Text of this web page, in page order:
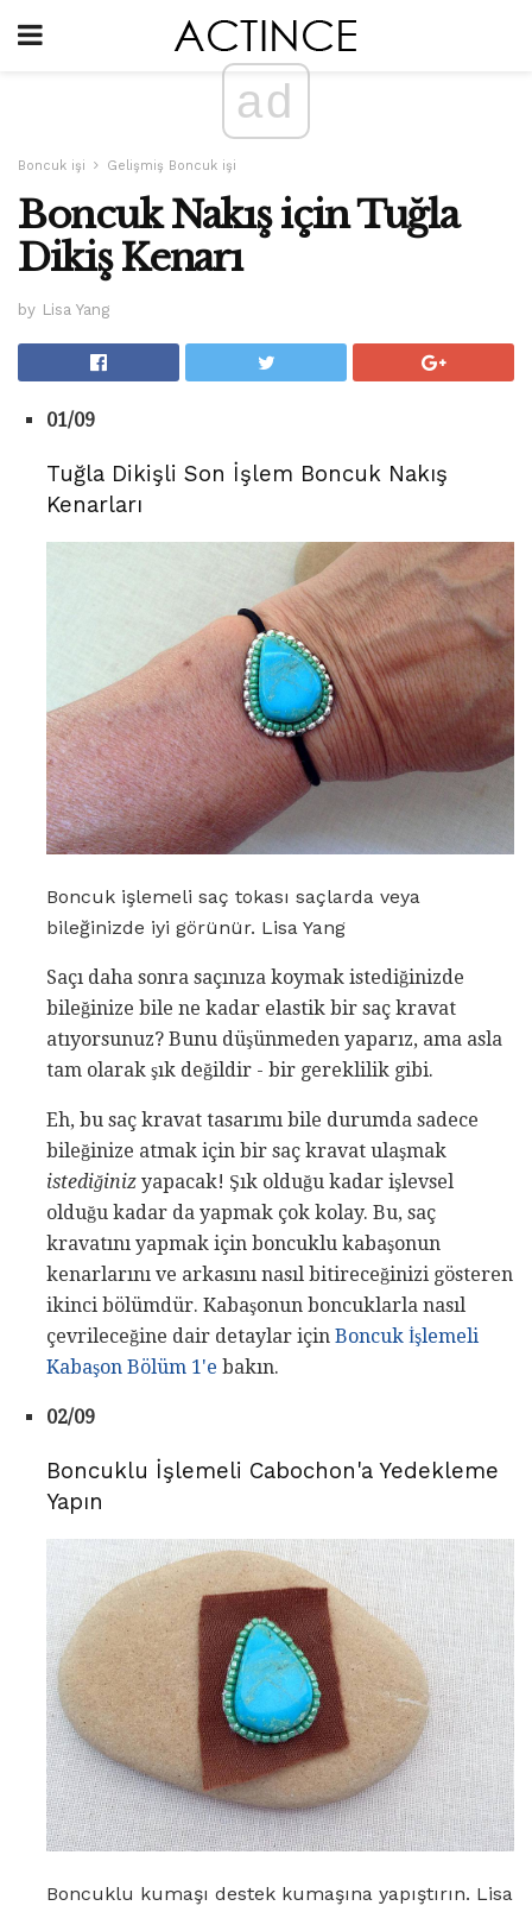
ad
Boncuk işi Gelişmiş Boncuk işi
Boncuk Nakış için Tuğla
Dikiş Kenarı
by Lisa Yang
01/09
Tuğla Dikişli Son İşlem Boncuk Nakış
Kenarları
Boncuk işlemeli saç tokası saçlarda veya
bileğinizde iyi görünür. Lisa Yang
Saçı daha sonra saçınıza koymak istediğinizde
bileğinize bile ne kadar elastik bir saç kravat
atıyorsunuz? Bunu düşünmeden yaparız, ama asla
tam olarak şık değildir - bir gereklilik gibi.
Eh, bu saç kravat tasarımı bile durumda sadece
bileğinize atmak için bir saç kravat ulaşmak
istediğiniz yapacak! Şık olduğu kadar işlevsel
olduğu kadar da yapmak çok kolay. Bu, saç
kravatını yapmak için boncuklu kabaşonun
kenarlarını ve arkasını nasıl bitireceğinizi gösteren
ikinci bölümdür. Kabaşonun boncuklarla nasıl
çevrileceğine dair detaylar için Boncuk İşlemeli
Kabaşon Bölüm 1'e bakın.
02/09
Boncuklu İşlemeli Cabochon'a Yedekleme
Yapın
Boncuklu kumaşı destek kumaşına yapıştırın. Lisa